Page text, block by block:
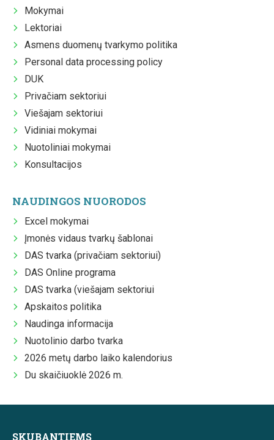
Mokymai
Lektoriai
Asmens duomenų tvarkymo politika
Personal data processing policy
DUK
Privačiam sektoriui
Viešajam sektoriui
Vidiniai mokymai
Nuotoliniai mokymai
Konsultacijos
NAUDINGOS NUORODOS
Excel mokymai
Įmonės vidaus tvarkų šablonai
DAS tvarka (privačiam sektoriui)
DAS Online programa
DAS tvarka (viešajam sektoriui
Apskaitos politika
Naudinga informacija
Nuotolinio darbo tvarka
2026 metų darbo laiko kalendorius
Du skaičiuoklė 2026 m.
SKUBANTIEMS